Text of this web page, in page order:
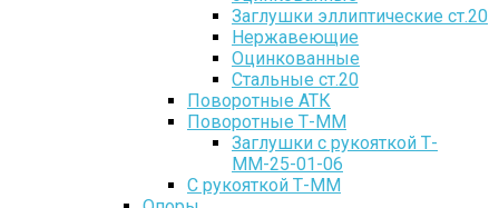
Заглушки эллиптические ст.20
Нержавеющие
Оцинкованные
Стальные ст.20
Поворотные АТК
Поворотные Т-ММ
Заглушки с рукояткой Т-
ММ-25-01-06
С рукояткой Т-ММ